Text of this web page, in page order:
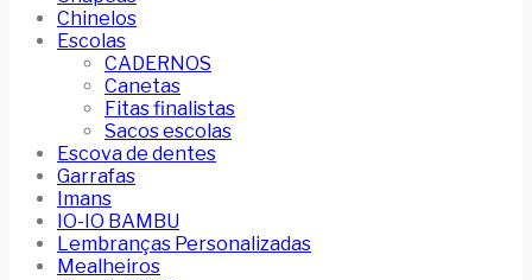
Chinelos
Escolas
CADERNOS
Canetas
Fitas finalistas
Sacos escolas
Escova de dentes
Garrafas
Imans
IO-IO BAMBU
Lembranças Personalizadas
Mealheiros